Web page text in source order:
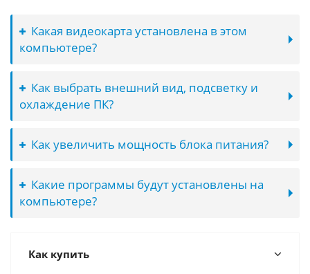
Какая видеокарта установлена в этом
компьютере?
Как выбрать внешний вид, подсветку и
охлаждение ПК?
Как увеличить мощность блока питания?
Какие программы будут установлены на
компьютере?
Как купить